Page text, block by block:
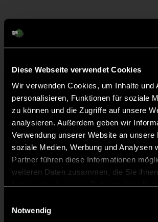
Diese Webseite verwendet Cookies
Wir verwenden Cookies, um Inhalte und
personalisieren, Funktionen für soziale
zu können und die Zugriffe auf unsere
analysieren. Außerdem geben wir
Verwendung unserer Website an unsere
soziale Medien, Werbung und Analysen
Partner führen diese Informationen
weiteren Daten zusammen, die Sie
Notwendig
Liveticker
60'
Abpfiff
Spiel beendet
TOR 0:1, FELDTOR